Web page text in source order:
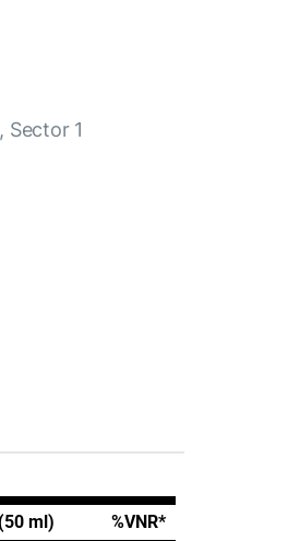
Sector 1
ml) %VNR*